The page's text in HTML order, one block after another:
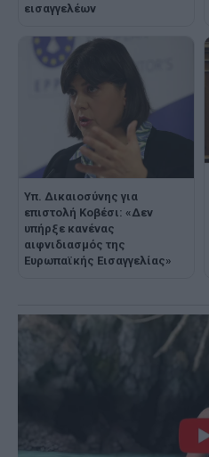
εισαγγελέων
Υπ. Δικαιοσύνης για
επιστολή Κοβέσι: «Δεν
υπήρξε κανένας
αιφνιδιασμός της
Ευρωπαϊκής Εισαγγελίας»